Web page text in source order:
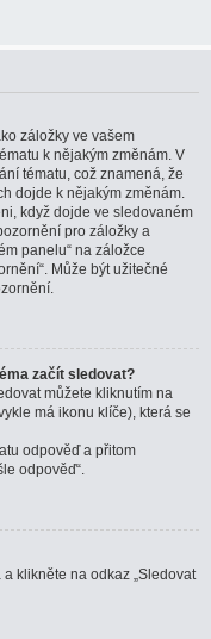
záložky ve vašem
k nějakým změnám. V
tématu, což znamená, že
dojde k nějakým změnám.
když dojde ve sledovaném
pro záložky a
panelu“ na záložce
Může být užitečné
začít sledovat?
můžete kliknutím na
má ikonu klíče), která se
odpověď a přitom
odpověď“.
klikněte na odkaz „Sledovat